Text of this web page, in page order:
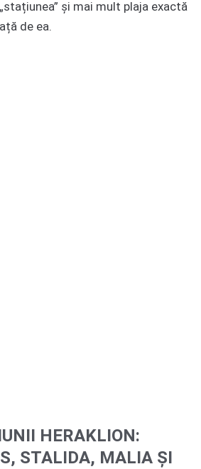
și mai mult plaja exactă
de ea.
HERAKLION:
STALIDA, MALIA ȘI